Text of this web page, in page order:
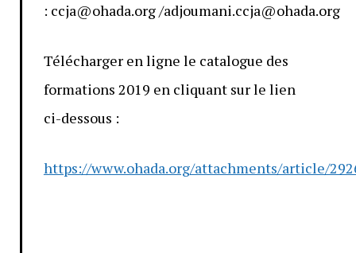
: ccja@ohada.org /adjoumani.ccja@ohada.org
Télécharger en ligne le catalogue des
formations 2019 en cliquant sur le lien
ci-dessous :
https://www.ohada.org/attachments/article/